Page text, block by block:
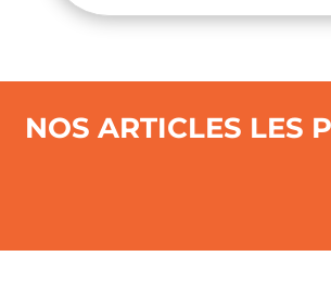
NOS ARTICLES LES